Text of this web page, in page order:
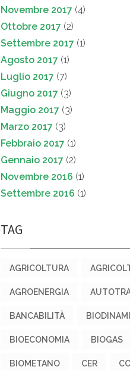
Novembre 2017 (4)
Ottobre 2017 (2)
Settembre 2017 (1)
Agosto 2017 (1)
Luglio 2017 (7)
Giugno 2017 (3)
Maggio 2017 (3)
Marzo 2017 (3)
Febbraio 2017 (1)
Gennaio 2017 (2)
Novembre 2016 (1)
Settembre 2016 (1)
TAG
AGRICOLTURA
AGROENERGIA
BANCABILITÀ
BIOECONOMIA BIOGAS
BIOMETANO CER